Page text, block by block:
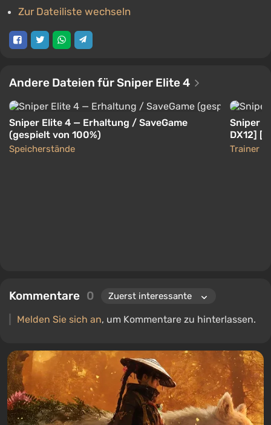
Zur Dateiliste wechseln
Andere Dateien für Sniper Elite 4
Sniper Elite 4 — Erhaltung / SaveGame
(gespielt von 100%)
Speicherstände
Sniper
DX12]
Trainer
Kommentare 0
Melden Sie sich an, um Kommentare zu hinterlassen.